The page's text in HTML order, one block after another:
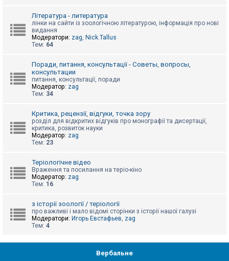
м
о
г
Література - литература
лінки на сайти із зоологічною літературою, інформація про нові
видання
Модератори: zag, Nick.Tallus
Тем: 64
Поради, питання, консультації - Советы, вопросы,
консультации
питання, консультації, поради
Модератор: zag
Тем: 34
Критика, рецензії, відгуки, точка зору
розділ для відкритих відгуків про монографії та дисертації,
критика, розвиток науки
Модератор: zag
Тем: 23
Теріологічне відео
Враження та посилання на теріо-кіно
Модератор: zag
Тем: 16
з історії зоології / теріології
про важливі і мало відомі сторінки з історії нашої галузі
Модератори: Игорь Евстафьев, zag
Тем: 4
Вербальне